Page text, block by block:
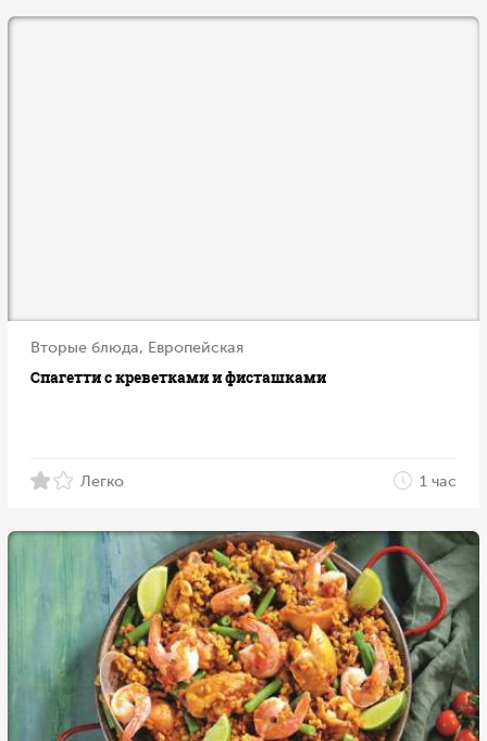
Вторые блюда, Европейская
Спагетти с креветками и фисташками
Легко 1 час